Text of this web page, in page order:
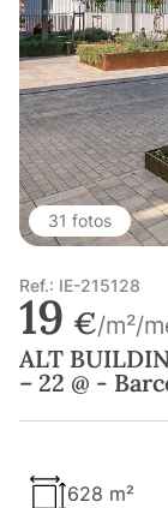
31 fotos
Ref.: IE-215128
19 €/m²/
ALT
– 22 @ -
628 m²